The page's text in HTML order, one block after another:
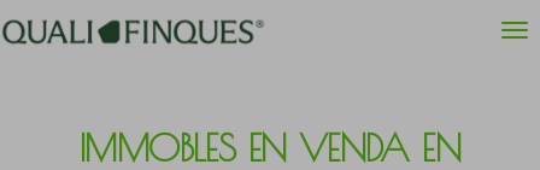
IMMOBLES EN VENDA EN